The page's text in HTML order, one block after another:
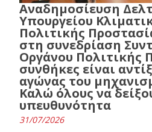
Αναδημοσίευση
Υπουργείου
Πολιτικής
στη συνεδρίαση
Οργάνου Πολιτικής
συνθήκες είναι
αγώνας του
Καλώ όλους να
υπευθυνότητα
31/07/2026